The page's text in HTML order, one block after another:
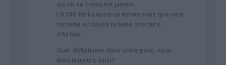
qui ne se trompent jamais.
L’A340 fut lui aussi un échec sans que cela
remette en cause la belle aventure
d’Airbus.
Quel défaitisme dans votre post, vous
êtes toujours ainsi?